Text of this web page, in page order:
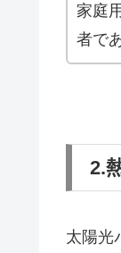
家庭
者で
2.
太陽光